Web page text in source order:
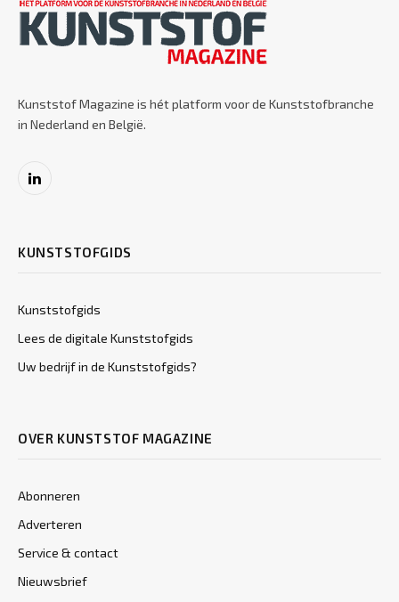
Kunststof Magazine is hét platform voor de Kunststofbranche
in Nederland en België.
LinkedIn
KUNSTSTOFGIDS
Kunststofgids
Lees de digitale Kunststofgids
Uw bedrijf in de Kunststofgids?
OVER KUNSTSTOF MAGAZINE
Abonneren
Adverteren
Service & contact
Nieuwsbrief